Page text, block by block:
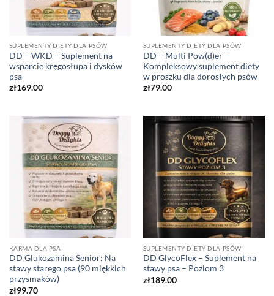
SUPLEMENTY DIETY DLA PSÓW
DD – WKD – Suplement na
wsparcie kręgosłupa i dysków
psa
zł169.00
SUPLEMENTY DIETY DLA PSÓW
DD – Multi Pow(d)er –
Kompleksowy suplement diety
w proszku dla dorosłych psów
zł79.00
KARMA DLA PSA
DD Glukozamina Senior: Na
stawy starego psa (90 miękkich
przysmaków)
zł99.70
SUPLEMENTY DIETY DLA PSÓW
DD GlycoFlex – Suplement na
stawy psa – Poziom 3
zł189.00